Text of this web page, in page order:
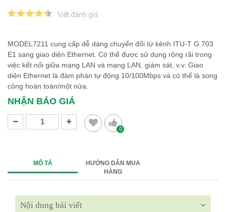
Viết đánh giá
MODEL7211 cung cấp dễ dàng chuyển đổi từ kênh ITU-T G.703
E1 sang giao diện Ethernet. Có thể được sử dụng rộng rãi trong
việc kết nối giữa mạng LAN và mạng LAN, giám sát, v.v. Giao
diện Ethernet là đàm phán tự động 10/100Mbps và có thể là song
công hoàn toàn/một nửa.
NHẬN BÁO GIÁ
0
MÔ TẢ
HƯỚNG DẪN MUA
HÀNG
Nội dung bài viết